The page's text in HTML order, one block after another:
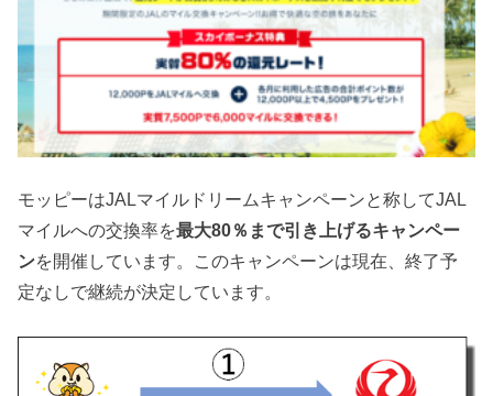
モッピーはJALマイルドリームキャンペーンと称してJAL
マイルへの交換率を最大80％まで引き上げるキャンペー
ンを開催しています。このキャンペーンは現在、終了予
定なしで継続が決定しています。